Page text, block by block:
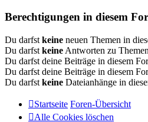
Berechtigungen in diesem
Du darfst keine neuen Themen in
Du darfst keine Antworten zu
Du darfst deine Beiträge in diesem
Du darfst deine Beiträge in diesem
Du darfst keine Dateianhänge in
Startseite Foren-Übersicht
Alle Cookies löschen